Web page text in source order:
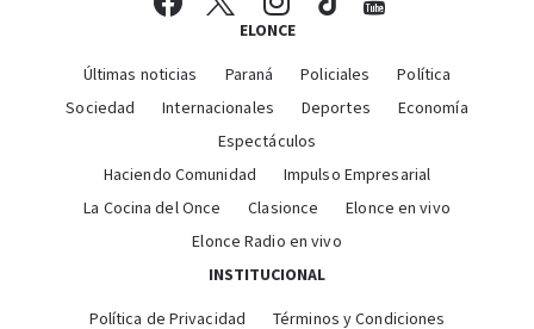
ELONCE
Últimas noticias Paraná Policiales
Política
Sociedad
Internacionales Deportes
Economía
Espectáculos
Haciendo Comunidad
Impulso Empresarial
La Cocina del Once
Clasionce
Elonce en vivo
Elonce Radio en vivo
INSTITUCIONAL
Política de Privacidad Términos y Condiciones